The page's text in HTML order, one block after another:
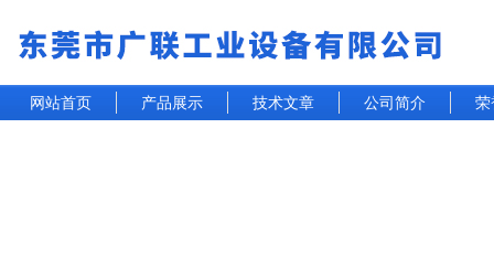
网站首页 产品展示 技术文章 公司简介 荣